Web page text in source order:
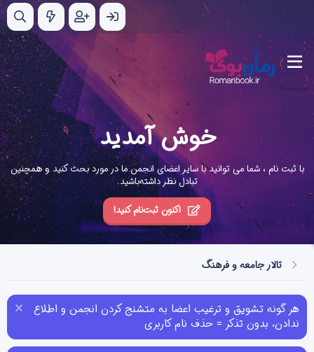
خوش آمدید
با ثبت نام ، شما می توانید با سایر اعضای انجمن ما در مورد بحث کنید و همچنین
تبادل نظر داشته‌باشید.
اکنون ثبت‌نام کنید!
تالار جامعه و فرهنگ
هر گونه تشویق و ترغیب اعضا به متشنج کردن انجمن و اطلاع
ندادن، بدون تذکر = حذف نام کاربری